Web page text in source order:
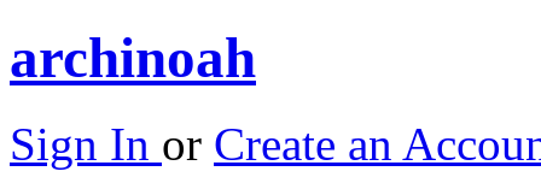
archinoah
Sign In or Create an